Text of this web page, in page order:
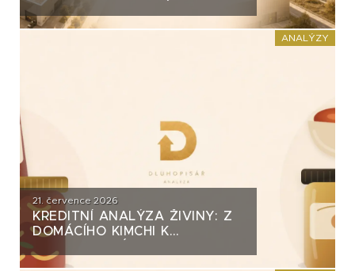
V ROCE 2030 VELKÝ TEST. CO
ROZHODNE O JEJICH
ANALÝZY
21. července 2026
KREDITNÍ ANALÝZA ŽIVINY: Z
DOMÁCÍHO KIMCHI K
ZA PŮL MILIARDY